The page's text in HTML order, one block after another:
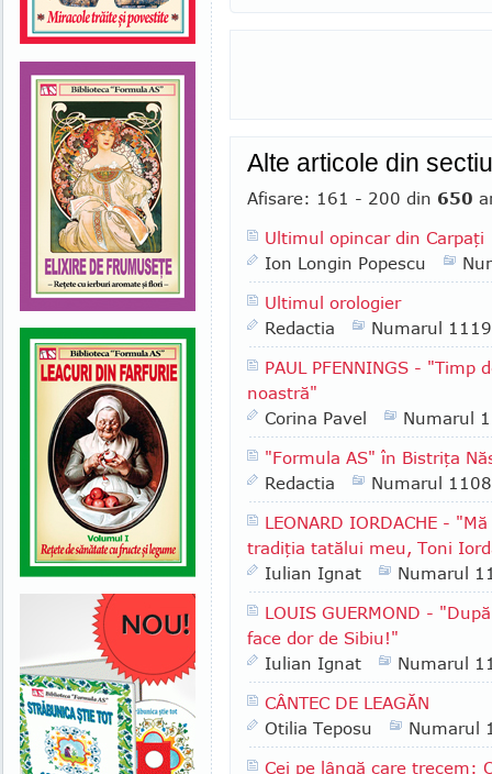
Alte articole din
Afisare: 161 - 200 din 650
Ultimul opincar din Carpaţi
Ion Longin Popescu
Ultimul orologier
Redactia
Numarul 1119
PAUL PFENNINGS -
noastră"
Corina Pavel
Numarul
"Formula AS" în Bistriţa
Redactia
Numarul 1108
LEONARD IORDACHE -
tradiţia tatălui meu, Toni
Iulian Ignat
Numarul
LOUIS GUERMOND -
face dor de Sibiu!"
Iulian Ignat
Numarul
CÂNTEC DE LEAGĂN
Otilia Teposu
Numarul
Cei pe lângă care trecem: